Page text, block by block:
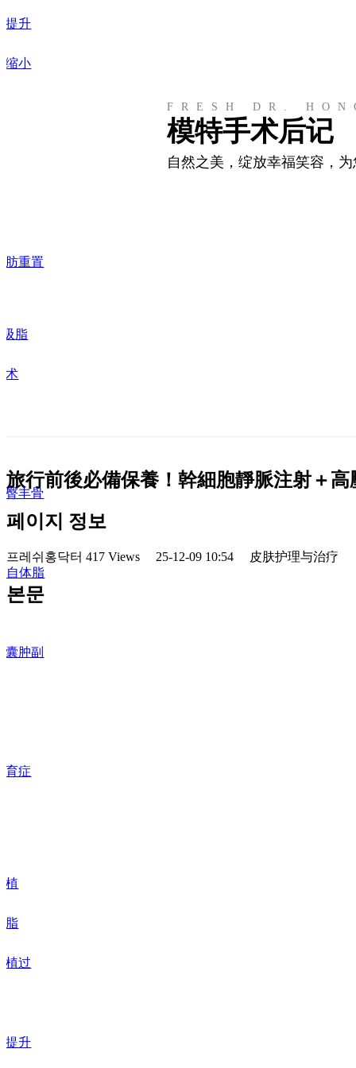
提升
缩小
肪重置
吸脂
术
臀丰骨
自体脂
囊肿副
育症
植
脂
植过
提升
FRESH DR.
模特手术后记
自然之美，绽放幸福笑容，为
旅行前後必備保養！幹細胞靜脈注射＋
페이지 정보
프레쉬홍닥터 417 Views 25-12-09 10:54 皮肤护理与治疗
본문